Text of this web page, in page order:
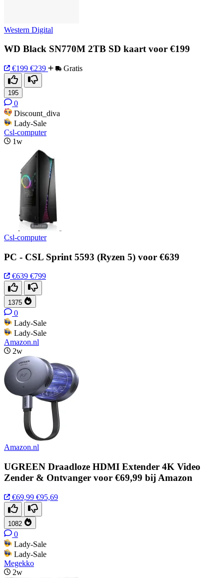
Western Digital
WD Black SN770M 2TB SD kaart voor €199
€199 €239 Gratis
195
0
Discount_diva
Lady-Sale
Csl-computer
1w
Csl-computer
PC - CSL Sprint 5593 (Ryzen 5) voor €639
€639 €799
1375
0
Lady-Sale
Lady-Sale
Amazon.nl
2w
Amazon.nl
UGREEN Draadloze HDMI Extender 4K Video
Zender & Ontvanger voor €69,99 bij Amazon
€69,99 €95,69
1082
0
Lady-Sale
Lady-Sale
Megekko
2w